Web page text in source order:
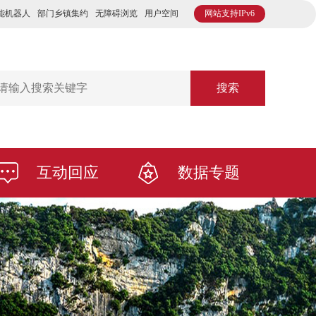
网站支持IPv6
机器人 部门乡镇集约 无障碍浏览 用户空间
搜索
互动回应 数据专题